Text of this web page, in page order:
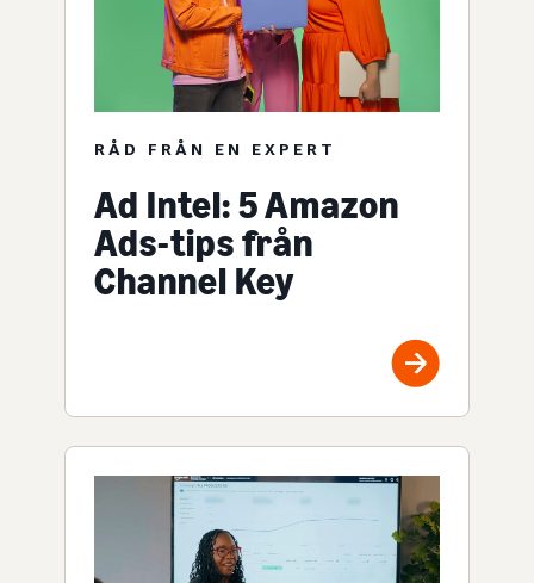
RÅD FRÅN EN EXPERT
Ad Intel: 5 Amazon
Ads-tips från
Channel Key